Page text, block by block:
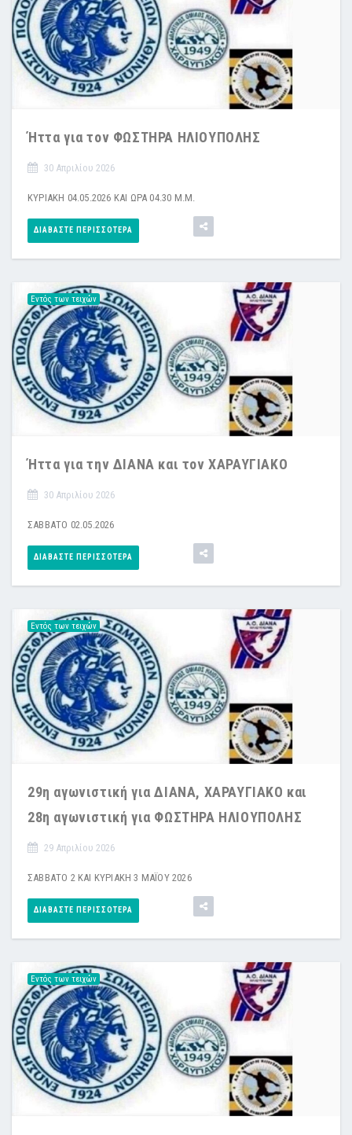
Ήττα για τον ΦΩΣΤΗΡΑ ΗΛΙΟΥΠΟΛΗΣ
30 Απριλίου 2026
ΚΥΡΙΑΚΗ 04.05.2026 ΚΑΙ ΩΡΑ 04.30 Μ.Μ.
ΔΙΑΒΆΣΤΕ ΠΕΡΙΣΣΌΤΕΡΑ
Εντός των τειχών
Ήττα για την ΔΙΑΝΑ και τον ΧΑΡΑΥΓΙΑΚΟ
30 Απριλίου 2026
ΣΑΒΒΑΤΟ 02.05.2026
ΔΙΑΒΆΣΤΕ ΠΕΡΙΣΣΌΤΕΡΑ
Εντός των τειχών
29η αγωνιστική για ΔΙΑΝΑ, ΧΑΡΑΥΓΙΑΚΟ και
28η αγωνιστική για ΦΩΣΤΗΡΑ ΗΛΙΟΥΠΟΛΗΣ
29 Απριλίου 2026
ΣΑΒΒΑΤΟ 2 ΚΑΙ ΚΥΡΙΑΚΗ 3 ΜΑΪΟΥ 2026
ΔΙΑΒΆΣΤΕ ΠΕΡΙΣΣΌΤΕΡΑ
Εντός των τειχών